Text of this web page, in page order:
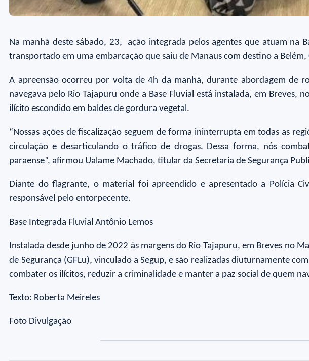
Na manhã deste sábado, 23, ação integrada pelos agentes que atuam na
transportado em uma embarcação que saiu de Manaus com destino a Belém,
A apreensão ocorreu por volta de 4h da manhã, durante abordagem de
navegava pelo Rio Tajapuru onde a Base Fluvial está instalada, em
ilícito escondido em baldes de gordura vegetal.
“Nossas ações de fiscalização seguem de forma ininterrupta em todas as
circulação e desarticulando o tráfico de drogas. Dessa forma, nós
paraense”, afirmou Ualame Machado, titular da Secretaria de Segurança
Diante do flagrante, o material foi apreendido e apresentado a Polícia
responsável pelo entorpecente.
Base Integrada Fluvial Antônio Lemos
Instalada desde junho de 2022 às margens do Rio Tajapuru, em Breves no
de Segurança (GFLu), vinculado a Segup, e são realizadas diuturnamente
combater os ilícitos, reduzir a criminalidade e manter a paz social de quem
Texto: Roberta Meireles
Foto Divulgação